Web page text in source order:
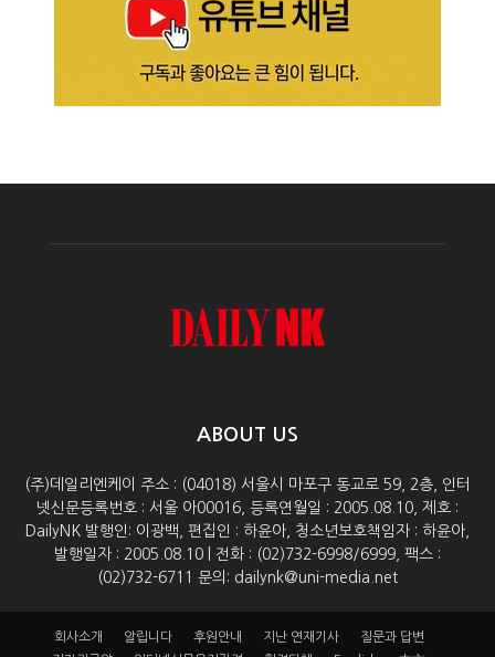
ABOUT US
(주)데일리엔케이 주소 : (04018) 서울시 마포구 동교로 59, 2층, 인터
넷신문등록번호 : 서울 아00016, 등록연월일 : 2005.08.10, 제호 :
DailyNK 발행인: 이광백, 편집인 : 하윤아, 청소년보호책임자 : 하윤아,
발행일자 : 2005.08.10 | 전화 : (02)732-6998/6999, 팩스 :
(02)732-6711 문의: dailynk@uni-media.net
회사소개 알립니다 후원안내 지난 연재기사
질문과 답변